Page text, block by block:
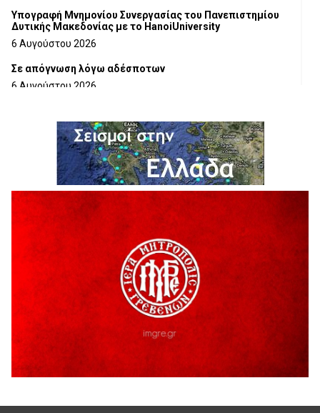
Υπογραφή Μνημονίου Συνεργασίας του Πανεπιστημίου
Δυτικής Μακεδονίας με το HanoiUniversity
6 Αυγούστου 2026
Σε απόγνωση λόγω αδέσποτων
6 Αυγούστου 2026
6 Αυγούστου 2026
Ολοκληρώνεται η ασφαλτόστρωση της οδού Περιβόλι –
6 Αυγούστου 2026
H παραδοχή λαθών είναι (και) δύναμη
5 Αυγούστου 2026
Ο ΑΝΔΡΕΑΣ ΑΣΛΑΝΙΔΗΣ ΣΥΝΕΧΙΖΕΙ ΣΤΟΝ ΠΡΩΤΕΑ
ΓΡΕΒΕΝΩΝ
5 Αυγούστου 2026
Ευχαριστήριο Εκπολιτιστικού Συλλόγου Ταξιάρχη προς κ.
Παρασχάκη Αθανάσιο
5 Αυγούστου 2026
Διακοπή υδροδότησης του Α΄ κλάδου ύδρευσης
5 Αυγούστου 2026